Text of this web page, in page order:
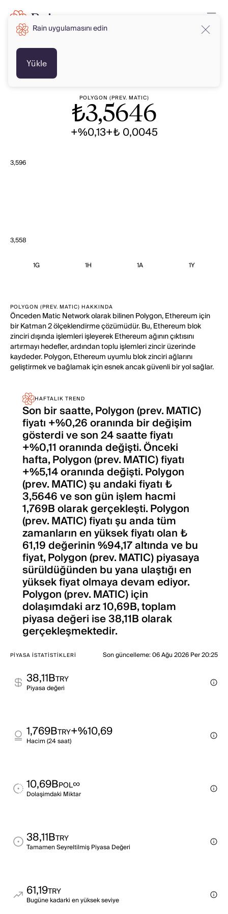
POLYGON (PREV. MATIC)
₺3,5646
+%0,13+₺ 0,0045
3,596
3,558
1G 1H 1A 1Y
POLYGON (PREV. MATIC) HAKKINDA
Önceden Matic Network olarak bilinen Polygon, Ethereum için
bir Katman 2 ölçeklendirme çözümüdür. Bu, Ethereum blok
zinciri dışında işlemleri işleyerek Ethereum ağının çıktısını
artırmayı hedefler, ardından toplu işlemleri zincir üzerinde
kaydeder. Polygon, Ethereum uyumlu blok zinciri ağlarını
geliştirmek ve bağlamak için esnek ancak güvenli bir yol sağlar.
HAFTALIK TREND
Son bir saatte, Polygon (prev. MATIC)
fiyatı +%0,26 oranında bir değişim
gösterdi ve son 24 saatte fiyatı
+%0,11 oranında değişti. Önceki
hafta, Polygon (prev. MATIC) fiyatı
+%5,14 oranında değişti. Polygon
(prev. MATIC) şu andaki fiyatı ₺
3,5646 ve son gün işlem hacmi
1,769B olarak gerçekleşti. Polygon
(prev. MATIC) fiyatı şu anda tüm
zamanların en yüksek fiyatı olan ₺
61,19 değerinin %94,17 altında ve bu
fiyat, Polygon (prev. MATIC) piyasaya
sürüldüğünden bu yana ulaştığı en
yüksek fiyat olmaya devam ediyor.
Polygon (prev. MATIC) için
dolaşımdaki arz 10,69B, toplam
piyasa değeri ise 38,11B olarak
gerçekleşmektedir.
PIYASA İSTATISTIKLERI Son güncelleme:06 Ağu 2026 Per 20:25
38,11BTRY
Pi̇yasa değeri̇
1,769BTRY+%10,69
Haci̇m (24 saat)
10,69BPOL∞
Dolaşimdaki̇ Mi̇ktar
38,11BTRY
Tamamen Seyreltilmiş Piyasa Değeri
61,19TRY
Bugüne kadarki̇ en yüksek sevi̇ye
Rain uygulamasını edin
Yükle